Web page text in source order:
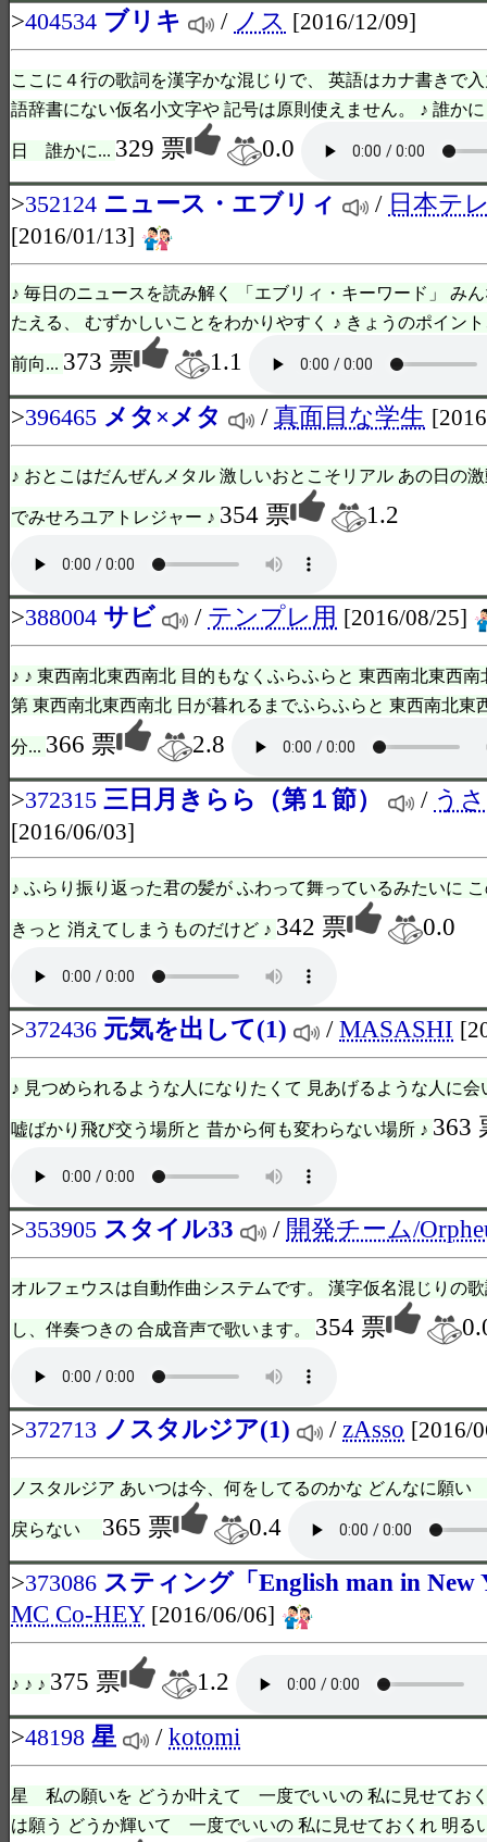
>404534 ブリキ / ノス [2016/12/09]
ここに４行の歌詞を漢字かな混じりで、 英語はカナ書きで
語辞書にない仮名小文字や 記号は原則使えません。 ♪ 誰か
日 誰かに... 329 票
0.0
>352124 ニュース・エブリィ / 日本テ
[2016/01/13]
♪ 毎日のニュースを読み解く 「エブリィ・キーワード」 み
たえる、 むずかしいことをわかりやすく ♪ きょうのポイン
前向... 373 票
1.1
>396465 メタ×メタ /真面目な学生
♪ おとこはだんぜんメタル 激しいおとこそリアル あの日の
でみせろユアトレジャー ♪ 354 票 1.2
>388004 サビ / テンプレ用 [2016/08/25]
♪ ♪ 東西南北東西南北 目的もなくふらふらと 東西南北東西
第 東西南北東西南北 日が暮れるまでふらふらと 東西南北東
分... 366 票
2.8
>372315 三日月きらら（第１節） / う
[2016/06/03]
♪ ふらり振り返った君の髪が ふわって舞っているみたいに
きっと 消えてしまうものだけど ♪ 342 票 0.0
>372436 元気を出して(1) /MASASHI
♪ 見つめられるような人になりたくて 見あげるような人に
嘘ばかり飛び交う場所と 昔から何も変わらない場所 ♪ 363
>353905 スタイル33 / 開発チーム/
オルフェウスは自動作曲システムです。 漢字仮名混じりの
し、伴奏つきの 合成音声で歌います。 354 票
>372713 ノスタルジア(1) / zAsso [2016/
ノスタルジア あいつは今、何をしてるのかな どんなに願
戻らない 365 票
0.4
>373086 スティング「English man in New
MC Co-HEY [2016/06/06]
♪ ♪ ♪ 375 票
1.2
>48198 星 /kotomi
星 私の願いを どうか叶えて 一度でいいの 私に見せてお
は願う どうか輝いて 一度でいいの 私に見せておくれ 明